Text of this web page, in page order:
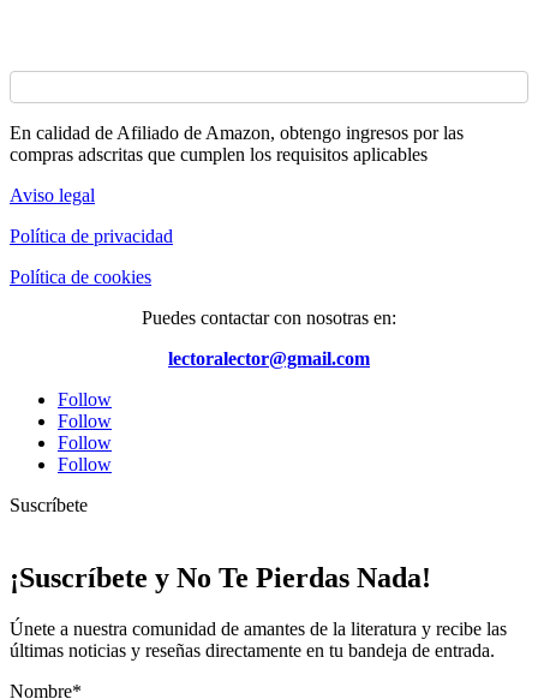
En calidad de Afiliado de Amazon, obtengo ingresos por las
compras adscritas que cumplen los requisitos aplicables
Aviso legal
Política de privacidad
Política de cookies
Puedes contactar con nosotras en:
lectoralector@gmail.com
Follow
Follow
Follow
Follow
Suscríbete
¡Suscríbete y No Te Pierdas Nada!
Únete a nuestra comunidad de amantes de la literatura y recibe las
últimas noticias y reseñas directamente en tu bandeja de entrada.
Nombre*